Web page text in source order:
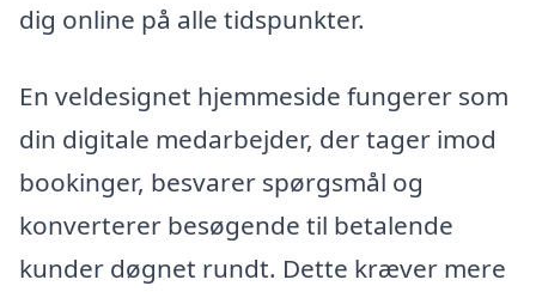
dig online på alle tidspunkter.
En veldesignet hjemmeside fungerer som
din digitale medarbejder, der tager imod
bookinger, besvarer spørgsmål og
konverterer besøgende til betalende
kunder døgnet rundt. Dette kræver mere